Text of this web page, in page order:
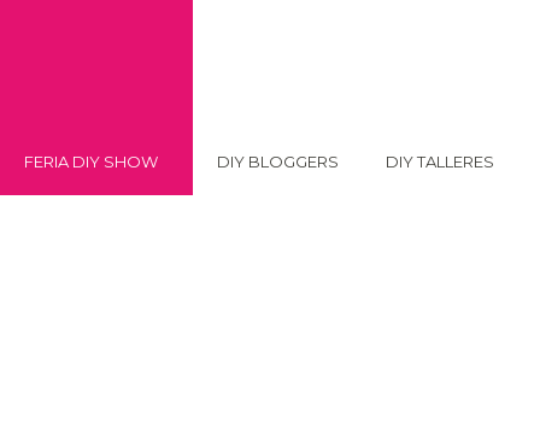
FERIA DIY SHOW DIY BLOGGERS DIY TALLERES